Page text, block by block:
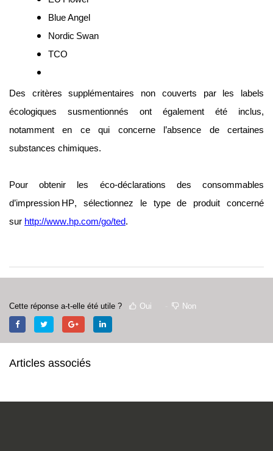
Blue Angel
Nordic Swan
TCO
Des critères supplémentaires non couverts par les labels
écologiques susmentionnés ont également été inclus,
notamment en ce qui concerne l’absence de certaines
substances chimiques.
Pour obtenir les éco-déclarations des consommables
d’impression HP, sélectionnez le type de produit concerné
sur http://www.hp.com/go/ted.
Cette réponse a-t-elle été utile ? Oui Non
Articles associés